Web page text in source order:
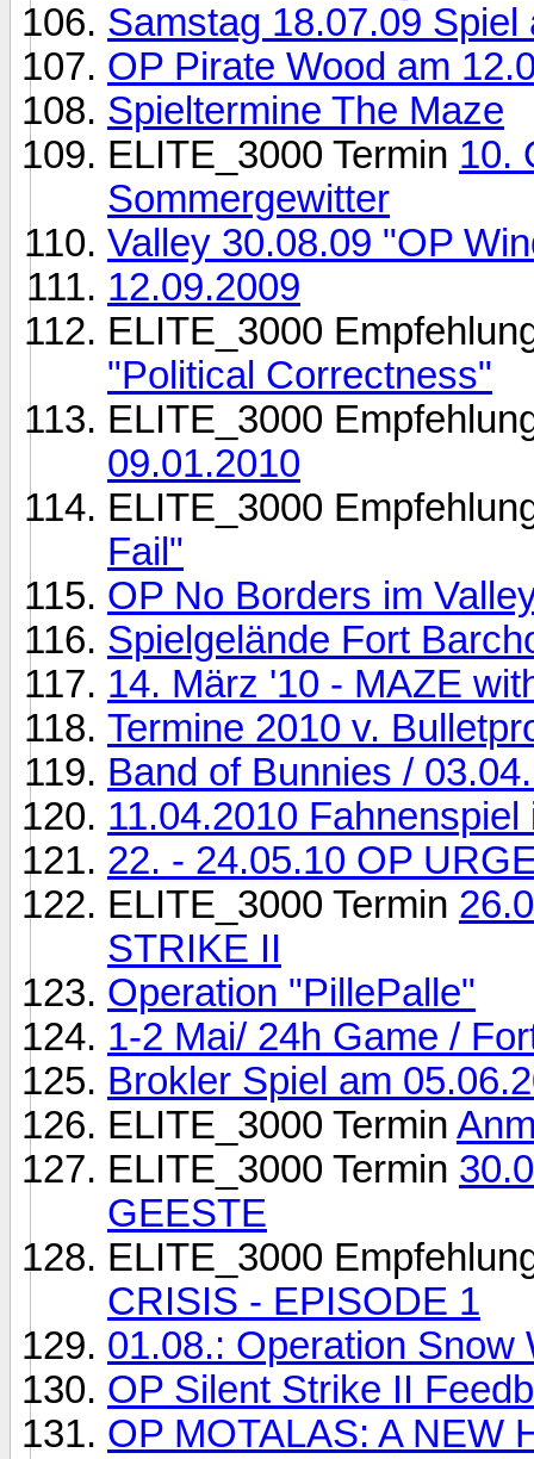
Samstag 18.07.09
OP Pirate Wood am
Spieltermine The Maze
ELITE_3000 Termin 10.
Sommergewitter
Valley 30.08.09 "OP
12.09.2009
ELITE_3000
"Political Correctness"
ELITE_3000
09.01.2010
ELITE_3000
Fail"
OP No Borders im
Spielgelände Fort
14. März '10 - MAZE
Termine 2010 v.
Band of Bunnies /
11.04.2010
22. - 24.05.10 OP
ELITE_3000 Termin
STRIKE II
Operation "PillePalle"
1-2 Mai/ 24h Game /
Brokler Spiel am
ELITE_3000 Termin
ELITE_3000 Termin
GEESTE
ELITE_3000
CRISIS - EPISODE 1
01.08.: Operation Snow
OP Silent Strike II
OP MOTALAS: A NEW